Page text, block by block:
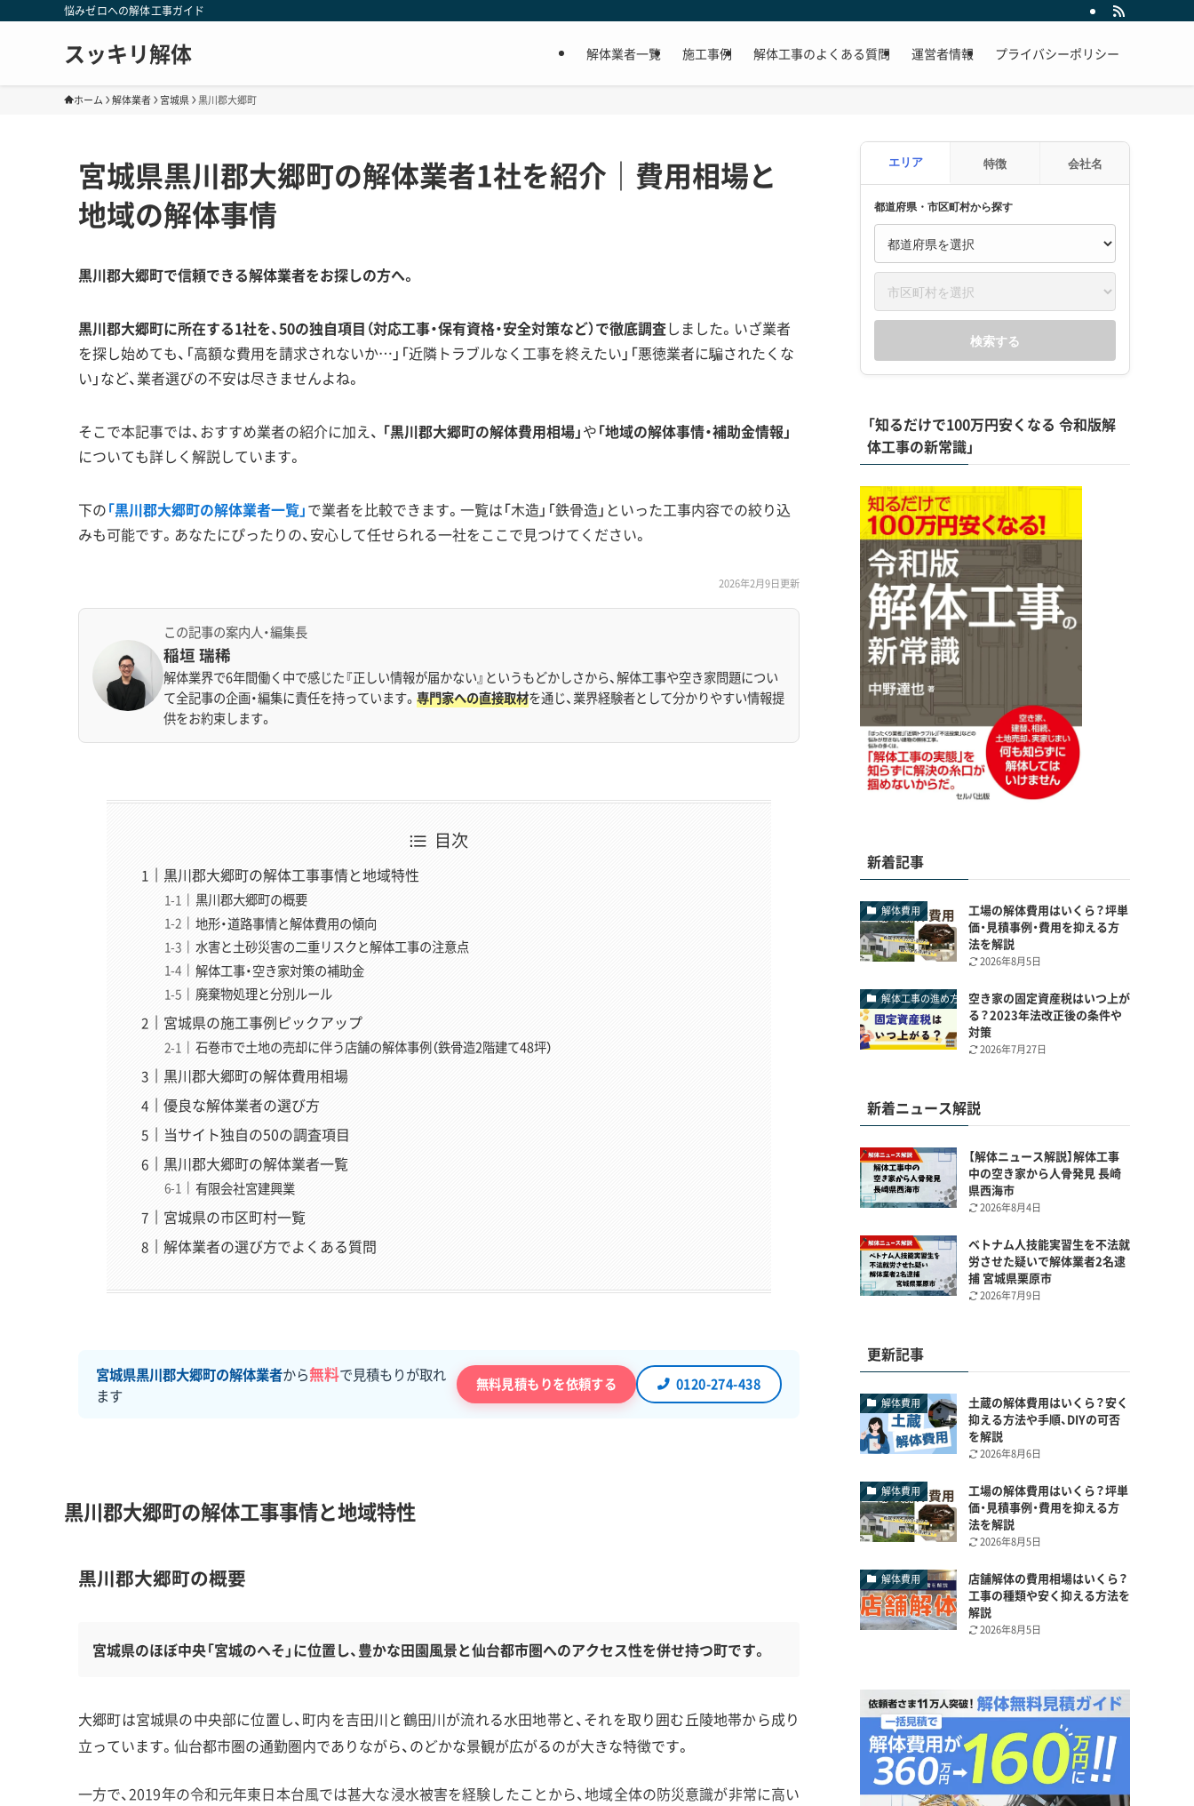
悩みゼロへの解体工事ガイド
スッキリ解体 解体業者一覧 施工事例 解体工事のよくある質問 運営者情報 プライバシーポリシー
ホーム 解体業者 宮城県 黒川郡大郷町
宮城県黒川郡大郷町の解体業者1社を紹介｜費用相場と
地域の解体事情
黒川郡大郷町で信頼できる解体業者をお探しの方へ。
黒川郡大郷町に所在する1社を、50の独自項目（対応工事・保有資格・安全対策など）で徹底調査しました。いざ業者
を探し始めても、「高額な費用を請求されないか…」「近隣トラブルなく工事を終えたい」「悪徳業者に騙されたくな
い」など、業者選びの不安は尽きませんよね。
そこで本記事では、おすすめ業者の紹介に加え、 「黒川郡大郷町の解体費用相場」や「地域の解体事情・補助金情報」
についても詳しく解説しています。
下の「黒川郡大郷町の解体業者一覧」で業者を比較できます。一覧は「木造」「鉄骨造」といった工事内容での絞り込
みも可能です。あなたにぴったりの、安心して任せられる一社をここで見つけてください。
2026年2月9日更新
この記事の案内人・編集長
稲垣 瑞稀
解体業界で6年間働く中で感じた『正しい情報が届かない』というもどかしさから、解体工事や空き家問題につい
て全記事の企画・編集に責任を持っています。 専門家への直接取材を通じ、業界経験者として分かりやすい情報提
供をお約束します。
目次
黒川郡大郷町の解体工事事情と地域特性
黒川郡大郷町の概要
地形・道路事情と解体費用の傾向
水害と土砂災害の二重リスクと解体工事の注意点
解体工事・空き家対策の補助金
廃棄物処理と分別ルール
宮城県の施工事例ピックアップ
石巻市で土地の売却に伴う店舗の解体事例（鉄骨造2階建て48坪）
黒川郡大郷町の解体費用相場
優良な解体業者の選び方
当サイト独自の50の調査項目
黒川郡大郷町の解体業者一覧
有限会社宮建興業
宮城県の市区町村一覧
解体業者の選び方でよくある質問
宮城県黒川郡大郷町の解体業者から無料で見積もりが取れ
ます
無料見積もりを依頼する 0120-274-438
黒川郡大郷町の解体工事事情と地域特性
黒川郡大郷町の概要
宮城県のほぼ中央「宮城のへそ」に位置し、豊かな田園風景と仙台都市圏へのアクセス性を併せ持つ町です。
大郷町は宮城県の中央部に位置し、町内を吉田川と鶴田川が流れる水田地帯と、それを取り囲む丘陵地帯から成り
立っています。仙台都市圏の通勤圏内でありながら、のどかな景観が広がるのが大きな特徴です。
一方で、2019年の令和元年東日本台風では甚大な浸水被害を経験したことから、地域全体の防災意識が非常に高い
エリア 特徴 会社名
都道府県・市区町村から探す
検索する
「知るだけで100万円安くなる 令和版解
体工事の新常識」
新着記事
解体費用
工場の解体費用はいくら？坪単
価・見積事例・費用を抑える方
法を解説
2026年8月5日
解体工事の進め方
空き家の固定資産税はいつ上が
る？2023年法改正後の条件や
対策
2026年7月27日
新着ニュース解説
【解体ニュース解説】解体工事
中の空き家から人骨発見 長崎
県西海市
2026年8月4日
ベトナム人技能実習生を不法就
労させた疑いで解体業者2名逮
捕 宮城県栗原市
2026年7月9日
更新記事
解体費用
土蔵の解体費用はいくら？安く
抑える方法や手順、DIYの可否
を解説
2026年8月6日
解体費用
工場の解体費用はいくら？坪単
価・見積事例・費用を抑える方
法を解説
2026年8月5日
解体費用
店舗解体の費用相場はいくら？
工事の種類や安く抑える方法を
解説
2026年8月5日